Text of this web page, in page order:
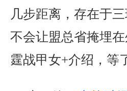
几步距离，存在于
不会让盟总省掩埋
霆战甲女+介绍，等